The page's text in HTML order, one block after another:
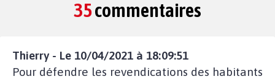
35commentaires
Thierry - Le 10/04/2021 à 18:09:51
Pour défendre les revendications des habitants